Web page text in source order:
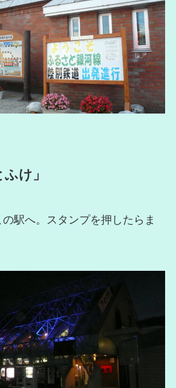
け」
駅へ。スタンプを押したらま